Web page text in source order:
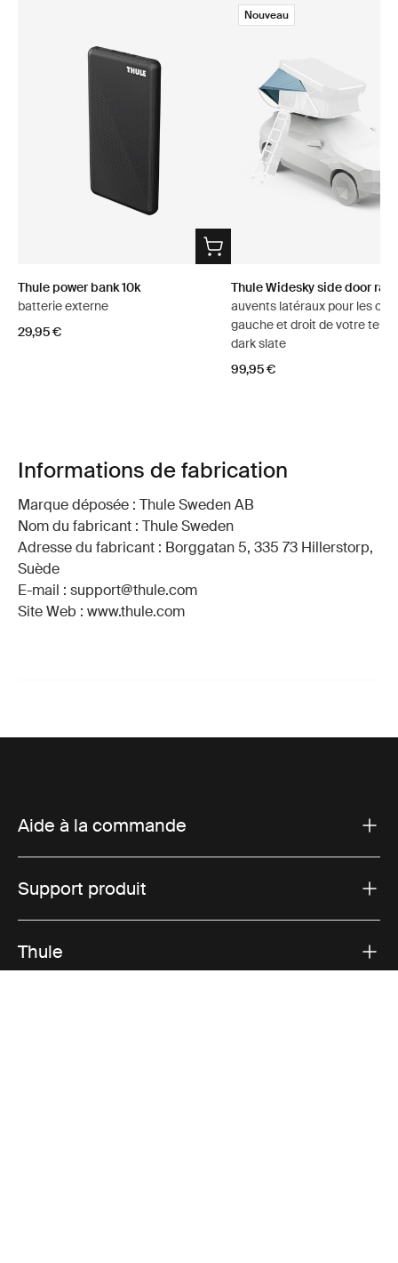
Thule power bank 10k
batterie externe
29,95 €
Nouveau
Thule Widesky side door
auvents latéraux pour les
gauche et droit de votre
dark slate
99,95 €
Informations de fabrication
Marque déposée : Thule Sweden AB
Nom du fabricant : Thule Sweden
Adresse du fabricant : Borggatan 5, 335 73 Hillerstorp,
Suède
E-mail : support@thule.com
Site Web : www.thule.com
Aide à la commande
Support produit
Thule